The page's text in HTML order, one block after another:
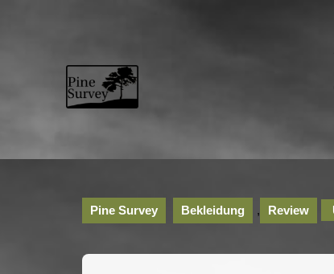
Pine Survey Bekleidung , Review